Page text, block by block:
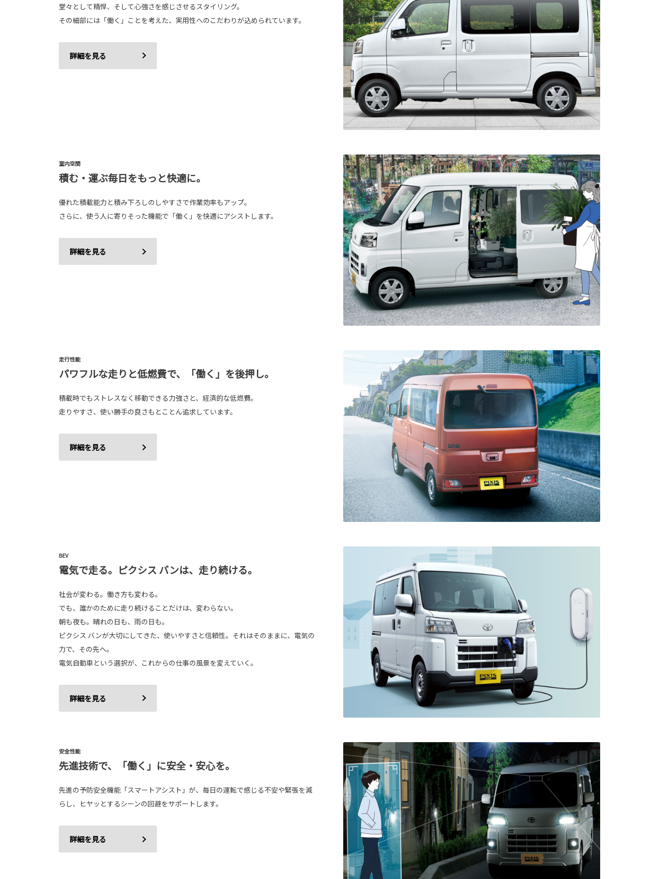
堂々として精悍、そして心強さを感じさせるスタイリング。
その細部には「働く」ことを考えた、実用性へのこだわりが込められています。
詳細を見る
室内空間
積む・運ぶ毎日をもっと快適に。
優れた積載能力と積み下ろしのしやすさで作業効率もアップ。
さらに、使う人に寄りそった機能で「働く」を快適にアシストします。
詳細を見る
走行性能
パワフルな走りと低燃費で、「働く」を後押し。
積載時でもストレスなく移動できる力強さと、経済的な低燃費。
走りやすさ、使い勝手の良さもとことん追求しています。
詳細を見る
BEV
電気で走る。ピクシス バンは、走り続ける。
社会が変わる。働き方も変わる。
でも、誰かのために走り続けることだけは、変わらない。
朝も夜も。晴れの日も、雨の日も。
ピクシス バンが大切にしてきた、使いやすさと信頼性。それはそのままに、電気の
力で、その先へ。
電気自動車という選択が、これからの仕事の風景を変えていく。
詳細を見る
安全性能
先進技術で、「働く」に安全・安心を。
先進の予防安全機能「スマートアシスト」が、毎日の運転で感じる不安や緊張を減
らし、ヒヤッとするシーンの回避をサポートします。
詳細を見る